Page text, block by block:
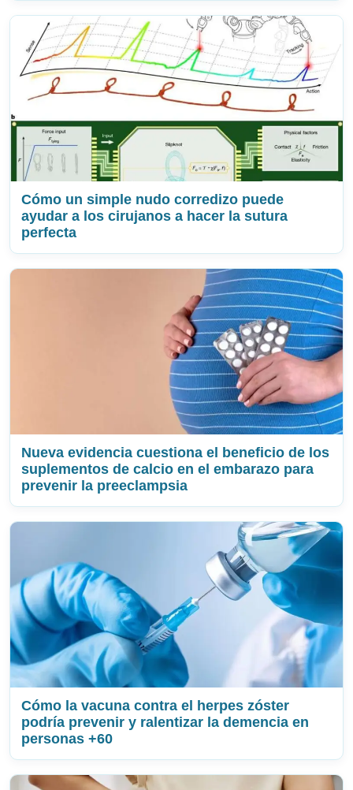
Cómo un simple nudo corredizo puede
ayudar a los cirujanos a hacer la sutura
perfecta
Nueva evidencia cuestiona el beneficio de los
suplementos de calcio en el embarazo para
prevenir la preeclampsia
Cómo la vacuna contra el herpes zóster
podría prevenir y ralentizar la demencia en
personas +60